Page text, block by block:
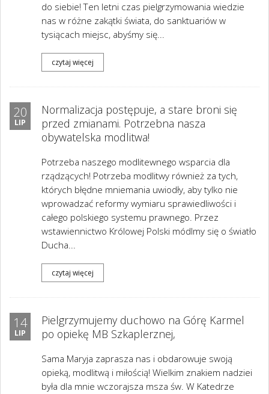
do siebie! Ten letni czas pielgrzymowania wiedzie
nas w różne zakątki świata, do sanktuariów w
tysiącach miejsc, abyśmy się...
czytaj więcej
20
LIP
Normalizacja postępuje, a stare broni się
przed zmianami. Potrzebna nasza
obywatelska modlitwa!
Potrzeba naszego modlitewnego wsparcia dla
rządzących! Potrzeba modlitwy również za tych,
których błędne mniemania uwiodły, aby tylko nie
wprowadzać reformy wymiaru sprawiedliwości i
całego polskiego systemu prawnego. Przez
wstawiennictwo Królowej Polski módlmy się o światło
Ducha...
czytaj więcej
14
LIP
Pielgrzymujemy duchowo na Górę Karmel
po opiekę MB Szkaplerznej,
Sama Maryja zaprasza nas i obdarowuje swoją
opieką, modlitwą i miłością! Wielkim znakiem nadziei
była dla mnie wczorajsza msza św. W Katedrze